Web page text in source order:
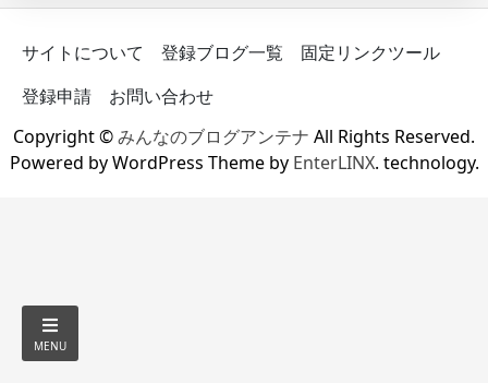
サイトについて 登録ブログ一覧
固定リンクツール
登録申請
お問い合わせ
Copyright ©みんなのブログアンテナ All Rights Reserved.
Powered by WordPress Theme by EnterLINX. technology.
MENU